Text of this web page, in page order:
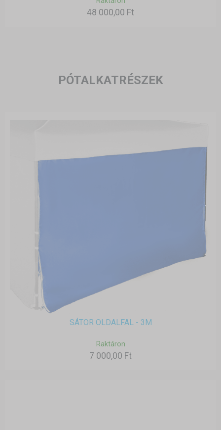
48 000,00 Ft
PÓTALKATRÉSZEK
SÁTOR OLDALFAL - 3M
Raktáron
7 000,00 Ft